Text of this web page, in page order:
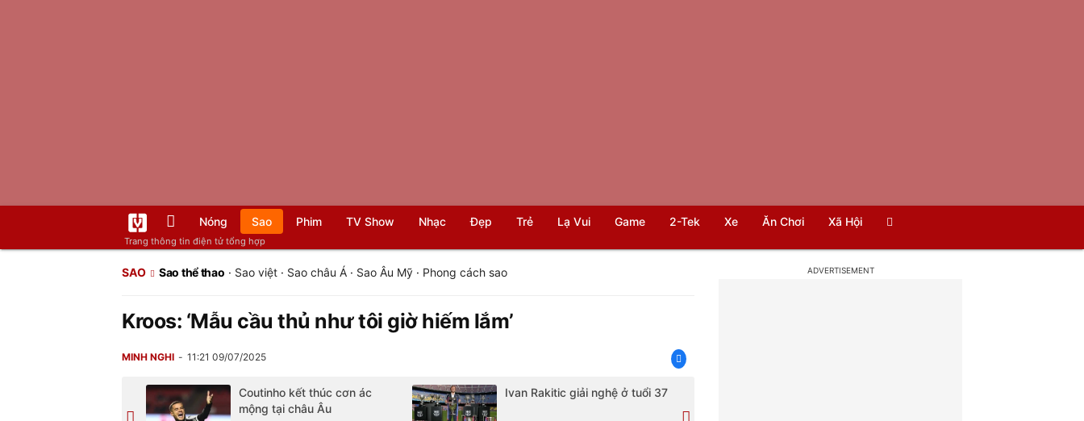
Trang thông tin điện tử tổng hợp
Nóng Sao Phim TV Show Nhạc Đẹp Trẻ Lạ Vui Game 2-Tek Xe Ăn Chơi Xã Hội
SAO Sao thể thao · Sao việt · Sao châu Á · Sao Âu Mỹ · Phong cách sao
Kroos: ‘Mẫu cầu thủ như tôi giờ hiếm lắm’
MINH NGHI 11:21 09/07/2025
Coutinho kết thúc cơn ác
mộng tại châu Âu
Ivan Rakitic giải nghệ ở tuổi 37